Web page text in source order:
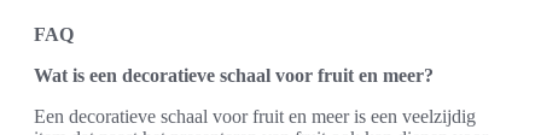
FAQ
Wat is een decoratieve schaal voor fruit en meer?
Een decoratieve schaal voor fruit en meer is een veelzijdig